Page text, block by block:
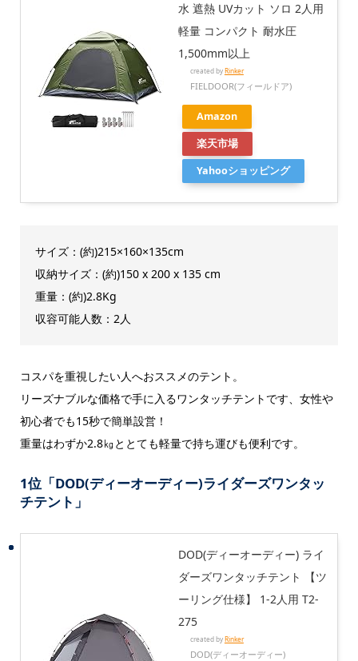
水 遮熱 UVカット ソロ 2人用
軽量 コンパクト 耐水圧
1,500mm以上
created byRinker
FIELDOOR(フィールドア)
Amazon
楽天市場
Yahooショッピング
サイズ：(約)215×160×135cm
収納サイズ：(約)150 x 200 x 135 cm
重量：(約)2.8Kg
収容可能人数：2人
コスパを重視したい人へおススメのテント。
リーズナブルな価格で手に入るワンタッチテントです、女性や
初心者でも15秒で簡単設営！
重量はわずか2.8㎏ととても軽量で持ち運びも便利です。
1位「DOD(ディーオーディー)ライダーズワンタッ
チテント」
DOD(ディーオーディー) ライ
ダーズワンタッチテント 【ツ
ーリング仕様】 1-2人用 T2-
275
created byRinker
DOD(ディーオーディー)